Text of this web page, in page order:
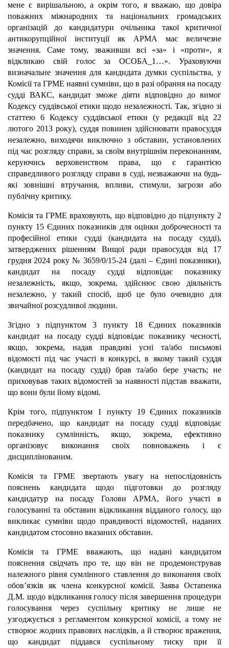
мене є вирішальною, а окрім того, я вважаю, що довіра
поважних міжнародних та національних громадських
організацій до кандидатури очільника такої критичної
антикорупційної інституції як АРМА має величезне
значення. Саме тому, зваживши всі «за» і «проти», я
відкликаю свій голос за ОСОБА_1…». Ураховуючи
визначальне значення для кандидата думки суспільства, у
Комісії та ГРМЕ наявні сумніви, що в разі обрання на посаду
судді ВАКС, кандидат зможе діяти відповідно до вимог
Кодексу суддівської етики щодо незалежності. Так, згідно зі
статтею 6 Кодексу суддівської етики (у редакції від 22
лютого 2013 року), суддя повинен здійснювати правосуддя
незалежно, виходячи виключно з обставин, установлених
під час розгляду справи, за своїм внутрішнім переконанням,
керуючись верховенством права, що є гарантією
справедливого розгляду справи в суді, незважаючи на будь-
які зовнішні втручання, впливи, стимули, загрози або
публічну критику.
Комісія та ГРМЕ враховують, що відповідно до підпункту 2
пункту 15 Єдиних показників для оцінки доброчесності та
професійної етики судді (кандидата на посаду судді),
затверджених рішенням Вищої ради правосуддя від 17
грудня 2024 року № 3659/0/15-24 (далі – Єдині показники),
кандидат на посаду судді відповідає показнику
незалежність, якщо, зокрема, здійснює свою діяльність
незалежно, у такий спосіб, щоб це було очевидно для
звичайної розсудливої людини.
Згідно з підпунктом 3 пункту 18 Єдиних показників
кандидат на посаду судді відповідає показнику чесності,
якщо, зокрема, надав правдиві усні та/або письмові
відомості під час участі в конкурсі, в якому такий суддя
(кандидат на посаду судді) брав та/або бере участь; не
приховував таких відомостей за наявності підстав вважати,
що вони були йому відомі.
Крім того, підпунктом 1 пункту 19 Єдиних показників
передбачено, що кандидат на посаду судді відповідає
показнику сумлінність, якщо, зокрема, ефективно
організовує виконання своїх повноважень і є
дисциплінованим.
Комісія та ГРМЕ звертають увагу на непослідовність
пояснень кандидата щодо підготовки до розгляду
кандидатур на посаду Голови АРМА, його участі в
голосуванні та обставин відкликання відданого голосу, що
викликає сумніви щодо правдивості відомостей, наданих
кандидатом стосовно вказаних обставин.
Комісія та ГРМЕ вважають, що надані кандидатом
пояснення свідчать про те, що він не продемонстрував
належного рівня сумлінного ставлення до виконання своїх
обов’язків як члена конкурсної комісії. Заява Остапенка
Д.М. щодо відкликання голосу після завершення процедури
голосування через суспільну критику не лише не
узгоджується з регламентом конкурсної комісії, а тому не
створює жодних правових наслідків, а й створює враження,
що кандидат піддався суспільному тиску при її